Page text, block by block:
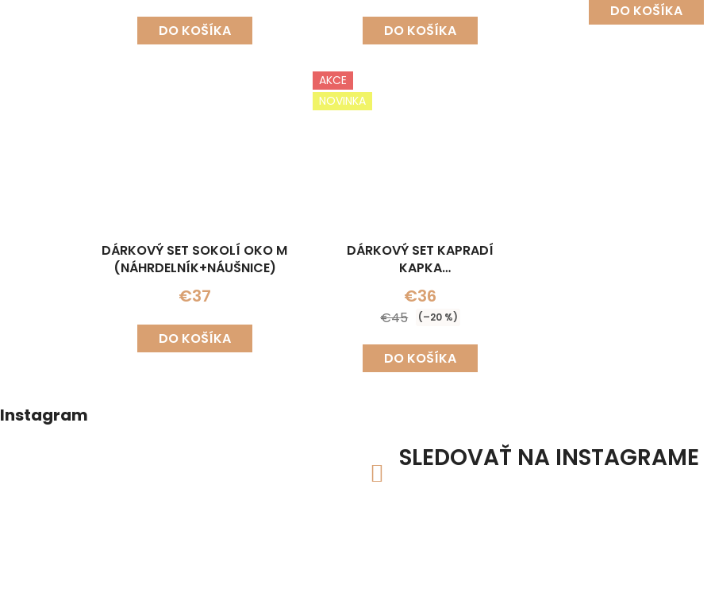
DO KOŠÍKA DO KOŠÍKA
DO KOŠÍKA
DÁRKOVÝ SET SOKOLÍ OKO M
(NÁHRDELNÍK+NÁUŠNICE)
€37
DO KOŠÍKA
AKCE
NOVINKA
DÁRKOVÝ SET KAPRADÍ
KAPKA
(NÁHRDELNÍK+NÁUŠNICE)
€36
€45 (–20 %)
DO KOŠÍKA
Instagram
SLEDOVAŤ NA INSTAGRAME
Z